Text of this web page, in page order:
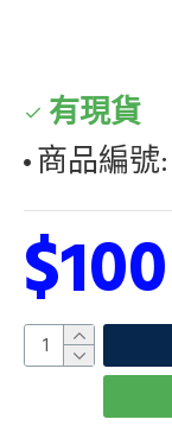
$100
有現貨
商品編號: